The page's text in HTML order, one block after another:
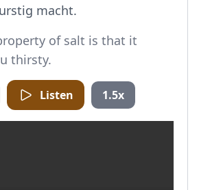
macht.
of salt is that it
thirsty.
Listen 1.5x